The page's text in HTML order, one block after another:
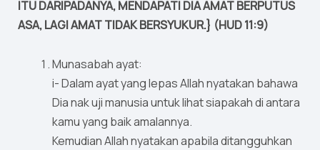
ITU DARIPADANYA, MENDAPATI DIA AMAT BERPUTUS
ASA, LAGI AMAT TIDAK BERSYUKUR.} (HUD 11:9)
Munasabah ayat:
i- Dalam ayat yang lepas Allah nyatakan bahawa
Dia nak uji manusia untuk lihat siapakah di antara
kamu yang baik amalannya.
Kemudian Allah nyatakan apabila ditangguhkan